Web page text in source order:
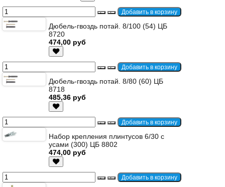
Дюбель-гвоздь потай. 8/100 (54) ЦБ
8720
474,00 руб
Дюбель-гвоздь потай. 8/80 (60) ЦБ
8718
485,36 руб
Набор крепления плинтусов 6/30 с
усами (300) ЦБ 8802
474,00 руб